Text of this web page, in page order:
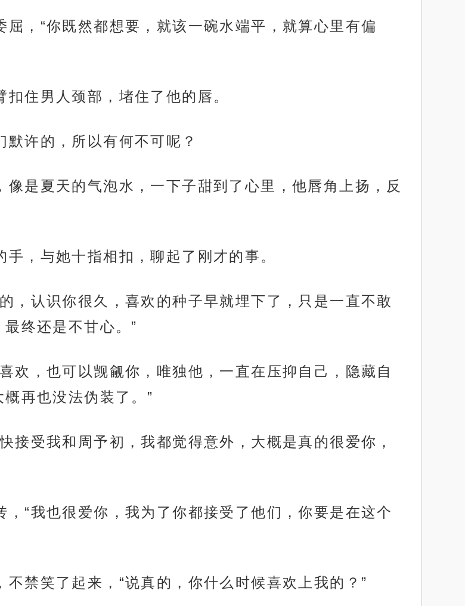
，“你既然都想要，就该一碗水端平，就算心里有偏
住男人颈部，堵住了他的唇。
许的，所以有何不可呢？
是夏天的气泡水，一下子甜到了心里，他唇角上扬，反
，与她十指相扣，聊起了刚才的事。
，认识你很久，喜欢的种子早就埋下了，只是一直不敢
终还是不甘心。”
欢，也可以觊觎你，唯独他，一直在压抑自己，隐藏自
再也没法伪装了。”
接受我和周予初，我都觉得意外，大概是真的很爱你，
“我也很爱你，我为了你都接受了他们，你要是在这个
禁笑了起来，“说真的，你什么时候喜欢上我的？”